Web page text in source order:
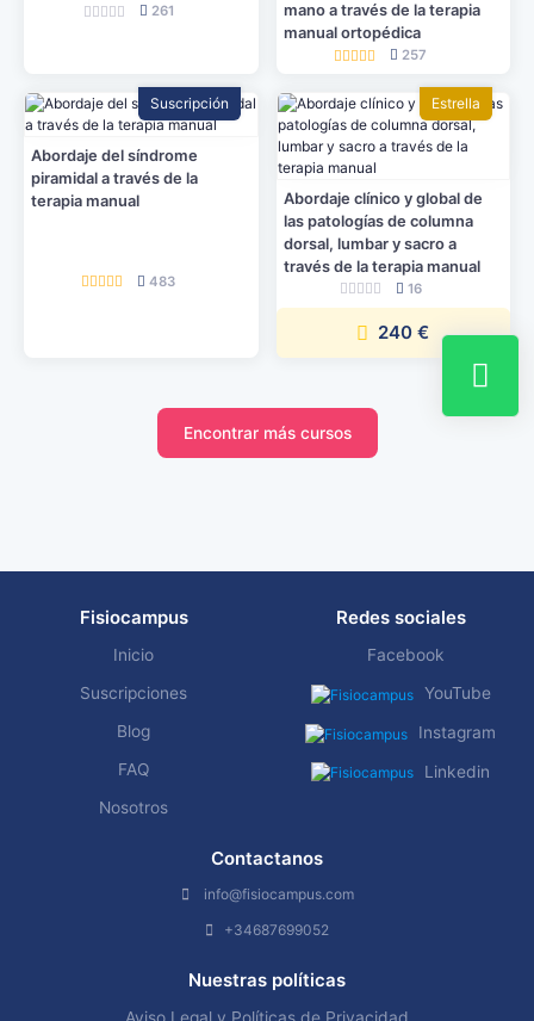
261
mano a través de la terapia
manual ortopédica
257
Suscripción
Abordaje del síndrome
piramidal a través de la
terapia manual
483
Estrella
Abordaje clínico y global de
las patologías de columna
dorsal, lumbar y sacro a
través de la terapia manual
16
240 €
Encontrar más cursos
Fisiocampus
Inicio
Suscripciones
Blog
FAQ
Nosotros
Redes sociales
Facebook
YouTube
Instagram
Linkedin
Contactanos
info@fisiocampus.com
+34687699052
Nuestras políticas